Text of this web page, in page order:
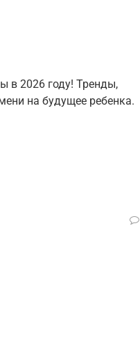
в 2026 году! Тренды,
на будущее ребенка.